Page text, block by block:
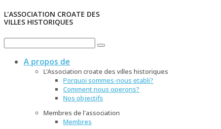
L’ASSOCIATION CROATE DES
VILLES HISTORIQUES
A propos de
L’Association croate des villes historiques
Porquoi sommes-nous etabli?
Comment nous operons?
Nos objectifs
Membres de l'association
Membres